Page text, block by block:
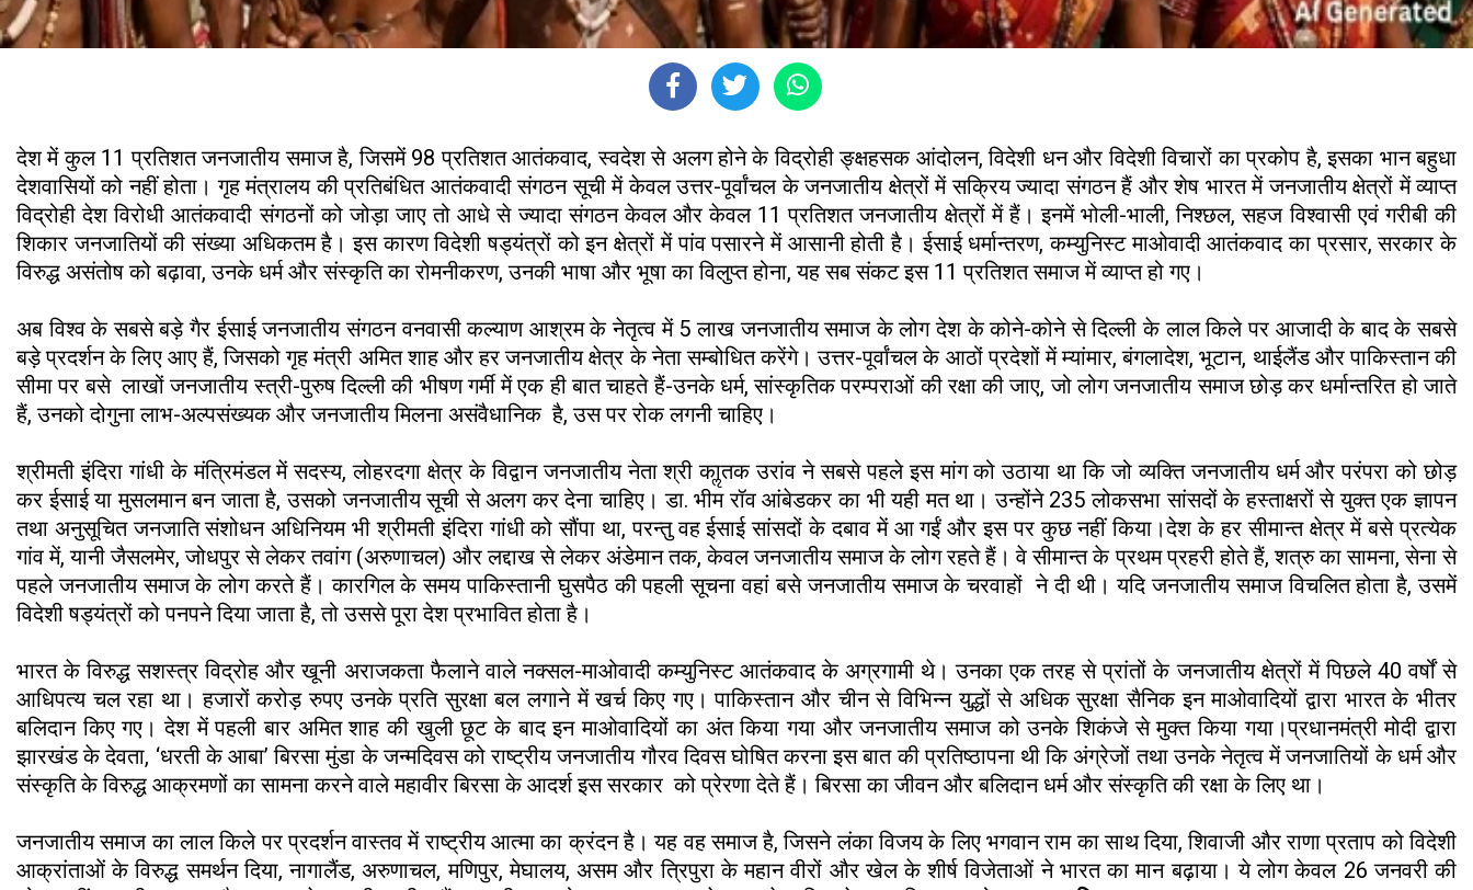
देश में कुल 11 प्रतिशत जनजातीय समाज है, जिसमें 98 प्रतिशत आतंकवाद, स्वदेश से अलग होने के विद्रोही ङ्क्षहसक आंदोलन, विदेशी धन और विदेशी विचारों का प्रकोप है, इसका भान बहुधा
देशवासियों को नहीं होता। गृह मंत्रालय की प्रतिबंधित आतंकवादी संगठन सूची में केवल उत्तर-पूर्वांचल के जनजातीय क्षेत्रों में सक्रिय ज्यादा संगठन हैं और शेष भारत में जनजातीय क्षेत्रों में व्याप्त
विद्रोही देश विरोधी आतंकवादी संगठनों को जोड़ा जाए तो आधे से ज्यादा संगठन केवल और केवल 11 प्रतिशत जनजातीय क्षेत्रों में हैं। इनमें भोली-भाली, निश्छल, सहज विश्वासी एवं गरीबी की
शिकार जनजातियों की संख्या अधिकतम है। इस कारण विदेशी षड्यंत्रों को इन क्षेत्रों में पांव पसारने में आसानी होती है। ईसाई धर्मान्तरण, कम्युनिस्ट माओवादी आतंकवाद का प्रसार, सरकार के
विरुद्ध असंतोष को बढ़ावा, उनके धर्म और संस्कृति का रोमनीकरण, उनकी भाषा और भूषा का विलुप्त होना, यह सब संकट इस 11 प्रतिशत समाज में व्याप्त हो गए।
अब विश्व के सबसे बड़े गैर ईसाई जनजातीय संगठन वनवासी कल्याण आश्रम के नेतृत्व में 5 लाख जनजातीय समाज के लोग देश के कोने-कोने से दिल्ली के लाल किले पर आजादी के बाद के सबसे
बड़े प्रदर्शन के लिए आए हैं, जिसको गृह मंत्री अमित शाह और हर जनजातीय क्षेत्र के नेता सम्बोधित करेंगे। उत्तर-पूर्वांचल के आठों प्रदेशों में म्यांमार, बंगलादेश, भूटान, थाईलैंड और पाकिस्तान की
सीमा पर बसे लाखों जनजातीय स्त्री-पुरुष दिल्ली की भीषण गर्मी में एक ही बात चाहते हैं-उनके धर्म, सांस्कृतिक परम्पराओं की रक्षा की जाए, जो लोग जनजातीय समाज छोड़ कर धर्मान्तरित हो जाते
हैं, उनको दोगुना लाभ-अल्पसंख्यक और जनजातीय मिलना असंवैधानिक है, उस पर रोक लगनी चाहिए।
श्रीमती इंदिरा गांधी के मंत्रिमंडल में सदस्य, लोहरदगा क्षेत्र के विद्वान जनजातीय नेता श्री काॢतक उरांव ने सबसे पहले इस मांग को उठाया था कि जो व्यक्ति जनजातीय धर्म और परंपरा को छोड़
कर ईसाई या मुसलमान बन जाता है, उसको जनजातीय सूची से अलग कर देना चाहिए। डा. भीम रॉव आंबेडकर का भी यही मत था। उन्होंने 235 लोकसभा सांसदों के हस्ताक्षरों से युक्त एक ज्ञापन
तथा अनुसूचित जनजाति संशोधन अधिनियम भी श्रीमती इंदिरा गांधी को सौंपा था, परन्तु वह ईसाई सांसदों के दबाव में आ गईं और इस पर कुछ नहीं किया।देश के हर सीमान्त क्षेत्र में बसे प्रत्येक
गांव में, यानी जैसलमेर, जोधपुर से लेकर तवांग (अरुणाचल) और लद्दाख से लेकर अंडेमान तक, केवल जनजातीय समाज के लोग रहते हैं। वे सीमान्त के प्रथम प्रहरी होते हैं, शत्रु का सामना, सेना से
पहले जनजातीय समाज के लोग करते हैं। कारगिल के समय पाकिस्तानी घुसपैठ की पहली सूचना वहां बसे जनजातीय समाज के चरवाहों ने दी थी। यदि जनजातीय समाज विचलित होता है, उसमें
विदेशी षड्यंत्रों को पनपने दिया जाता है, तो उससे पूरा देश प्रभावित होता है।
भारत के विरुद्ध सशस्त्र विद्रोह और खूनी अराजकता फैलाने वाले नक्सल-माओवादी कम्युनिस्ट आतंकवाद के अग्रगामी थे। उनका एक तरह से प्रांतों के जनजातीय क्षेत्रों में पिछले 40 वर्षों से
आधिपत्य चल रहा था। हजारों करोड़ रुपए उनके प्रति सुरक्षा बल लगाने में खर्च किए गए। पाकिस्तान और चीन से विभिन्न युद्धों से अधिक सुरक्षा सैनिक इन माओवादियों द्वारा भारत के भीतर
बलिदान किए गए। देश में पहली बार अमित शाह की खुली छूट के बाद इन माओवादियों का अंत किया गया और जनजातीय समाज को उनके शिकंजे से मुक्त किया गया।प्रधानमंत्री मोदी द्वारा
झारखंड के देवता, ‘धरती के आबा’ बिरसा मुंडा के जन्मदिवस को राष्ट्रीय जनजातीय गौरव दिवस घोषित करना इस बात की प्रतिष्ठापना थी कि अंग्रेजों तथा उनके नेतृत्व में जनजातियों के धर्म और
संस्कृति के विरुद्ध आक्रमणों का सामना करने वाले महावीर बिरसा के आदर्श इस सरकार को प्रेरणा देते हैं। बिरसा का जीवन और बलिदान धर्म और संस्कृति की रक्षा के लिए था।
जनजातीय समाज का लाल किले पर प्रदर्शन वास्तव में राष्ट्रीय आत्मा का क्रंदन है। यह वह समाज है, जिसने लंका विजय के लिए भगवान राम का साथ दिया, शिवाजी और राणा प्रताप को विदेशी
आक्रांताओं के विरुद्ध समर्थन दिया, नागालैंड, अरुणाचल, मणिपुर, मेघालय, असम और त्रिपुरा के महान वीरों और खेल के शीर्ष विजेताओं ने भारत का मान बढ़ाया। ये लोग केवल 26 जनवरी की